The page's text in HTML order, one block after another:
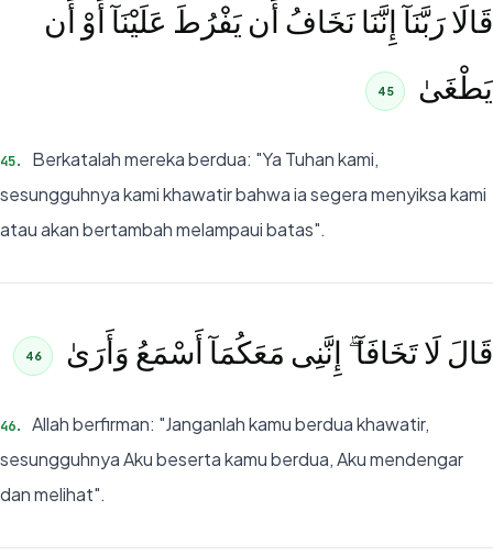
قَالَا رَبَّنَآ إِنَّنَا نَخَافُ أَن يَفْرُطَ عَلَيْنَآ أَوْ أَن
يَطْغَىٰ
45
45.
Berkatalah mereka berdua: "Ya Tuhan kami,
sesungguhnya kami khawatir bahwa ia segera menyiksa kami
atau akan bertambah melampaui batas".
قَالَ لَا تَخَافَآ ۖ إِنَّنِى مَعَكُمَآ أَسْمَعُ وَأَرَىٰ 46
46.
Allah berfirman: "Janganlah kamu berdua khawatir,
sesungguhnya Aku beserta kamu berdua, Aku mendengar
dan melihat".